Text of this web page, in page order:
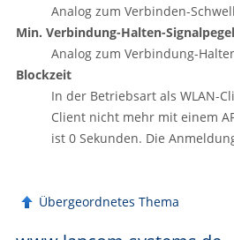
Analog zum Verbinden-
Min. Verbindung-Halten-Signalpegel
Analog zum Verbindung-
Blockzeit
In der Betriebsart als WLAN-
Client nicht mehr mit einem
ist 0 Sekunden. Die
Übergeordnetes Thema